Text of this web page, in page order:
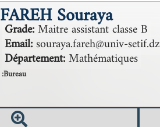
FAREH Souraya
Grade:Maitre assistant classe B
Email:souraya.fareh@univ-setif.dz
Département:Mathématiques
Bureau: